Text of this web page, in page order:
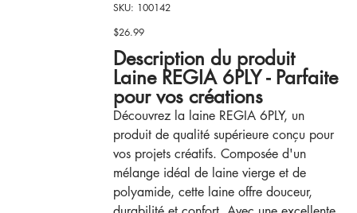
SKU:
SKU
100142
100142
Price
$26.99
Description du produit
Laine REGIA 6PLY - Parfaite
pour vos créations
Découvrez la laine REGIA 6PLY, un
produit de qualité supérieure conçu pour
vos projets créatifs. Composée d'un
mélange idéal de laine vierge et de
polyamide, cette laine offre douceur,